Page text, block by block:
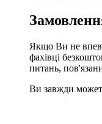
Якщо Ви не
фахівці
питань,
Ви завжди